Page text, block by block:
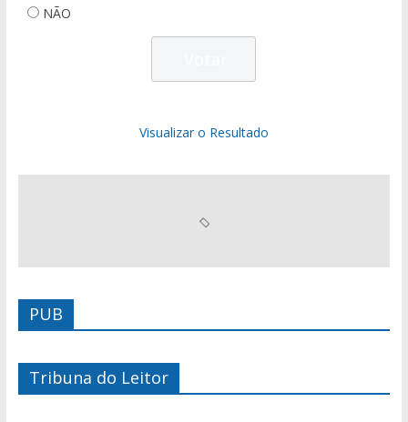
NÃO
Visualizar o Resultado
PUB
Tribuna do Leitor